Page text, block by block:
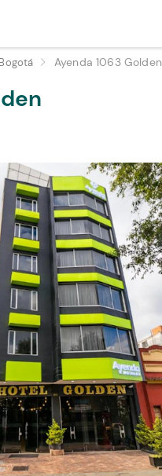
Ayenda 1063 Golden